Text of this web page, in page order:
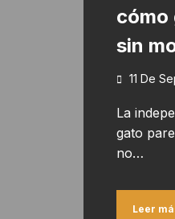
cómo
sin
11 De
La
gato
no…
Leer